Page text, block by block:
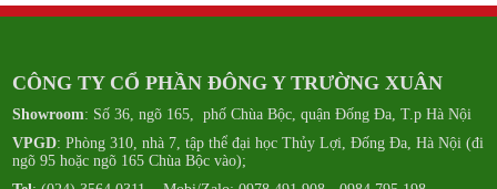
CÔNG TY CỔ PHẦN ĐÔNG Y TRƯỜNG XUÂN
Showroom: Số 36, ngõ 165, phố Chùa Bộc, quận Đống Đa, T.p Hà Nội
VPGD: Phòng 310, nhà 7, tập thể đại học Thủy Lợi, Đống Đa, Hà Nội (đi
ngõ 95 hoặc ngõ 165 Chùa Bộc vào);